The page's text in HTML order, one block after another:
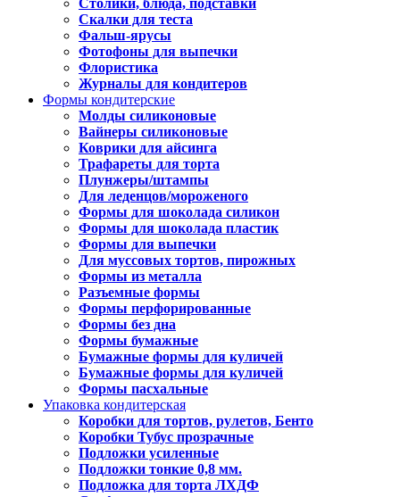
Столики, блюда, подставки
Скалки для теста
Фальш-ярусы
Фотофоны для выпечки
Флористика
Журналы для кондитеров
Формы кондитерские
Молды силиконовые
Вайнеры силиконовые
Коврики для айсинга
Трафареты для торта
Плунжеры/штампы
Для леденцов/мороженого
Формы для шоколада силикон
Формы для шоколада пластик
Формы для выпечки
Для муссовых тортов, пирожных
Формы из металла
Разъемные формы
Формы перфорированные
Формы без дна
Формы бумажные
Бумажные формы для куличей
Бумажные формы для куличей
Формы пасхальные
Упаковка кондитерская
Коробки для тортов, рулетов, Бенто
Коробки Тубус прозрачные
Подложки усиленные
Подложки тонкие 0,8 мм.
Подложка для торта ЛХДФ